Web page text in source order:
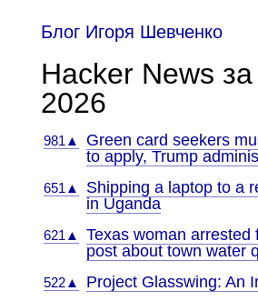
Блог Игоря Шевченко
Hacker News
2026
981▲
Green card seekers
to apply, Trump
651▲
Shipping a laptop to a
in Uganda
621▲
Texas woman arrested
post about town water
522▲ Project Glasswing: An